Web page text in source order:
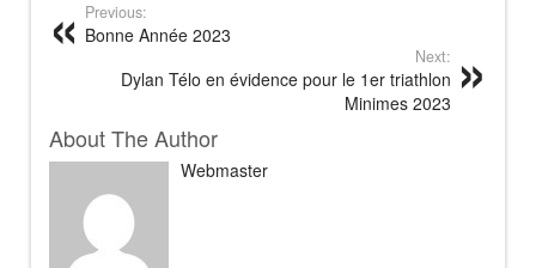
Previous:
Bonne Année 2023
Next:
Dylan Télo en évidence pour le 1er triathlon
Minimes 2023
About The Author
Webmaster